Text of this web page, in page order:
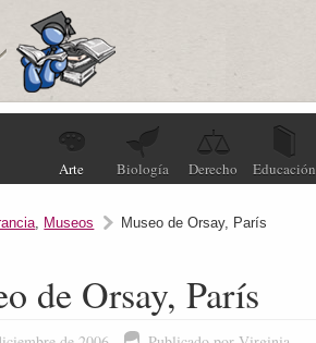
Arte Biología Derecho Educación
, Museos Museo de Orsay, París
de Orsay, París